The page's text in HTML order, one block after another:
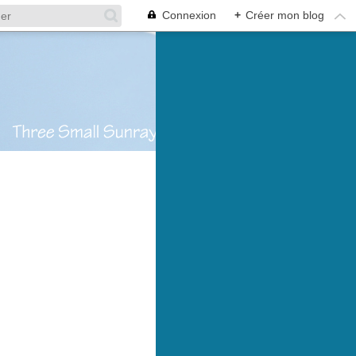
Connexion + Créer mon blog